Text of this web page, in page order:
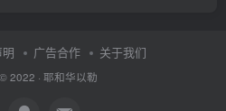
广告合作 关于我们
2022 · 耶和华以勒